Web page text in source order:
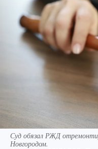
Суд обязал РЖД
Новгородом.